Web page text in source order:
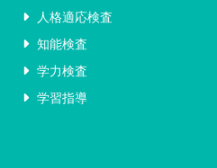
人格適応検査
知能検査
学力検査
学習指導